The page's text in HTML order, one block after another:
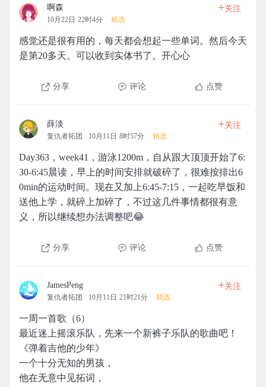
啊森
10月22日 22时4分 精选
+关注
感觉还是很有用的，每天都会想起一些单词。然后今天
是第20多天。可以收到实体书了。开心心
分享 评论 点赞
薛淡
复仇者拓团 10月11日 8时57分 精选
+关注
Day363，week41，游泳1200m，自从跟大顶顶开始了6:
30-6:45晨读，早上的时间安排就破碎了，很难按排出6
0min的运动时间。现在又加上6:45-7:15，一起吃早饭和
送他上学，就碎上加碎了，不过这几件事情都很有意
义，所以继续想办法调整吧😂
分享 评论 点赞
JamesPeng
复仇者拓团 10月11日 21时21分 精选
+关注
一周一首歌（6）
最近迷上摇滚乐队，先来一个新裤子乐队的歌曲吧！
《弹着吉他的少年》
一个十分无知的男孩，
他在无意中见拓词，